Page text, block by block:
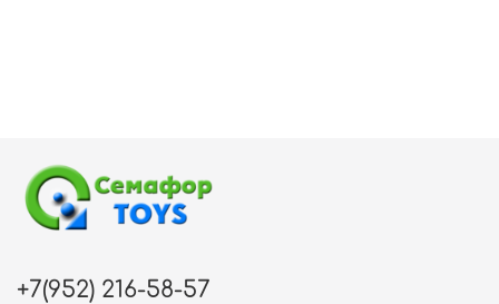
+7(952) 216-58-57